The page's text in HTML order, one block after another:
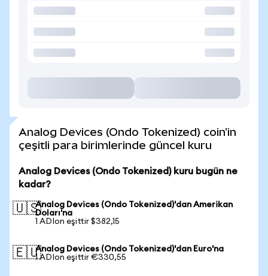
Analog Devices (Ondo Tokenized) coin'in
çeşitli para birimlerinde güncel kuru
Analog Devices (Ondo Tokenized) kuru bugün ne
kadar?
🇺🇸Analog Devices (Ondo Tokenized)'dan Amerikan
Doları'na
1 ADIon eşittir $382,15
🇪🇺Analog Devices (Ondo Tokenized)'dan Euro'na
1 ADIon eşittir €330,55